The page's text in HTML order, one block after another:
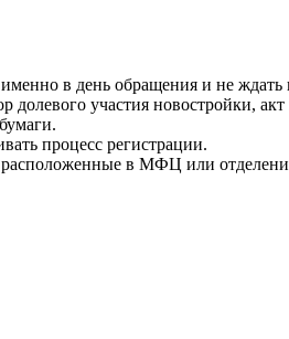
в день обращения и не ждать
долевого участия новостройки,
процесс регистрации.
в МФЦ или